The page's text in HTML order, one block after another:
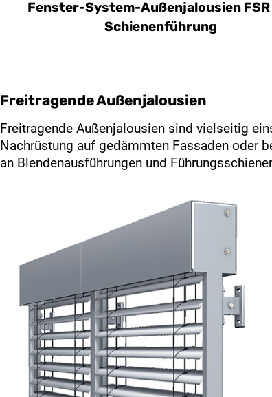
Fenster-System-Außenjalousien
Schienenführung
Freitragende Außenjalousien
Freitragende Außenjalousien sind vielseitig
Nachrüstung auf gedämmten Fassaden oder
an Blendenausführungen und
Bestellbreite maximal 4000 mm
Bestellhöhe maximal 5000 mm
Bestellfläche maximal 13 m²
keine Blendenbefestigung an der Fassade
notwendig